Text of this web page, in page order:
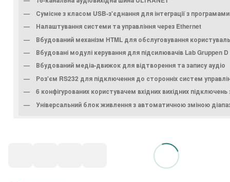
Сумісне з класом USB-з'єднання для інтеграції з
Налаштування системи та управління через Ethernet
Вбудований механізм HTML для обслуговування
Вбудовані модулі керування для підсилювачів Lab Gruppen D
Вбудований медіа-движок для відтворення та запису аудіо
Роз'єм RS232 для підключення до сторонніх систем
6 конфігурованих користувачем вхідних вихідних
Універсальний блок живлення з автоматичною зміною